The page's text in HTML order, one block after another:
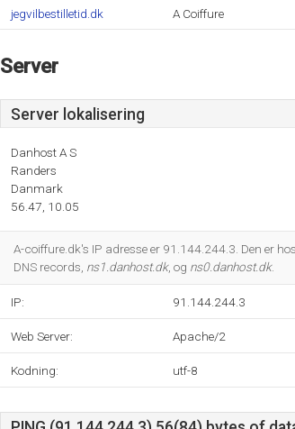
jegvilbestilletid.dk A Coiffure
Server
Server lokalisering
Danhost A S
Randers
Danmark
56.47, 10.05
A-coiffure.dk's IP adresse er 91.144.244.3. Den er
DNS records, ns1.danhost.dk, og ns0.danhost.dk.
IP: 91.144.244.3
Web Server: Apache/2
Kodning: utf-8